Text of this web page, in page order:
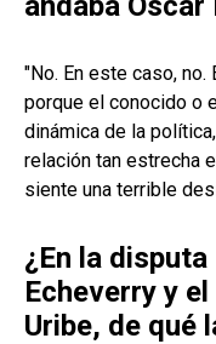
"No. En este caso,
porque el conocido o
dinámica de la
relación tan estrecha
siente una terrible
¿En la
Echeverry y
Uribe, de qué